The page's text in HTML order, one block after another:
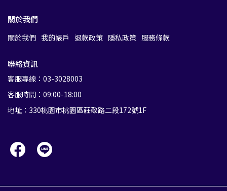
關於我們
關於我們 我的帳戶 退款政策 隱私政策 服務條款
聯絡資訊
客服專線：03-3028003
客服時間：09:00-18:00
地址：330桃園市桃園區莊敬路二段172號1F